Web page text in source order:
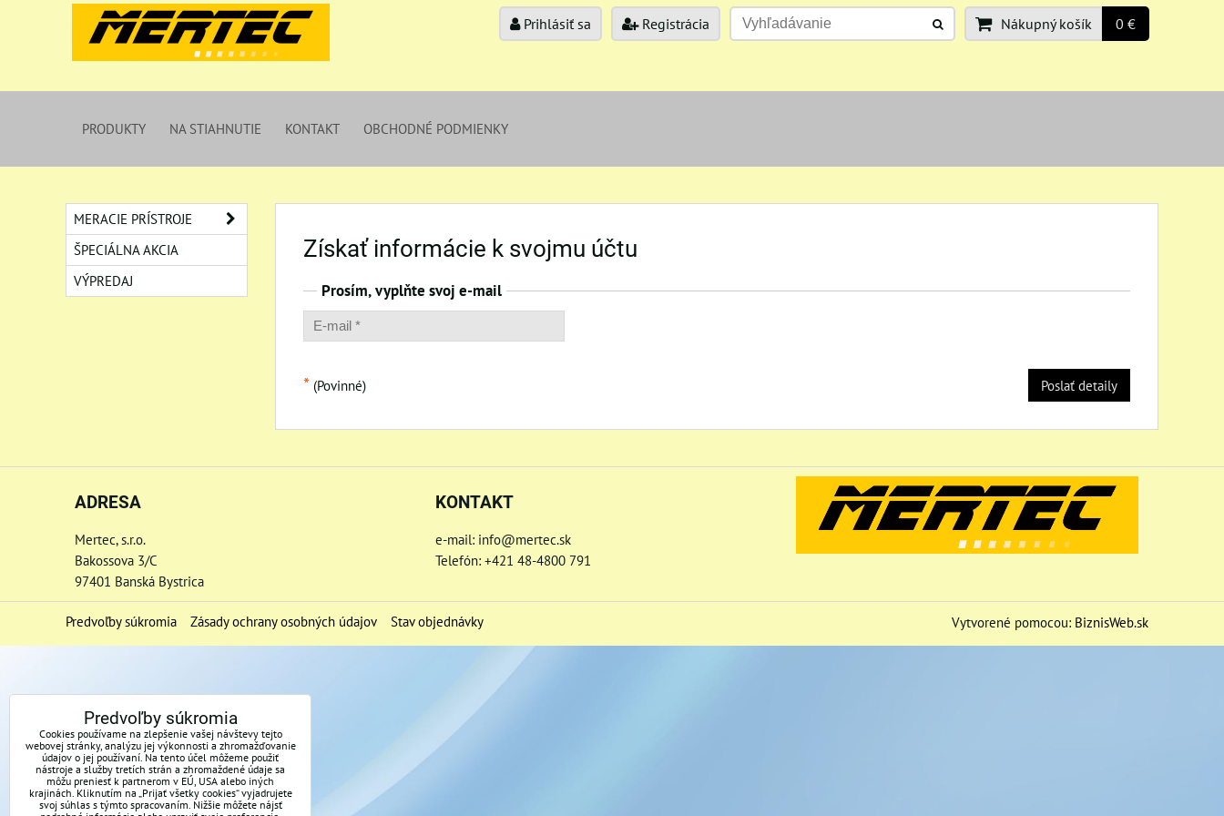
Prihlásiť sa Registrácia Nákupný košík 0 €
PRODUKTY NA STIAHNUTIE KONTAKT OBCHODNÉ PODMIENKY
Získať informácie k svojmu účtu
Prosím, vyplňte svoj e-mail
* (Povinné) Poslať detaily
MERACIE PRÍSTROJE
ŠPECIÁLNA AKCIA
VÝPREDAJ
ADRESA
Mertec, s.r.o.
Bakossova 3/C
97401 Banská Bystrica
KONTAKT
e-mail: info@mertec.sk
Telefón: +421 48-4800 791
Predvoľby súkromia Zásady ochrany osobných údajov Stav objednávky Vytvorené pomocou: BiznisWeb.sk
Predvoľby súkromia
Cookies používame na zlepšenie vašej návštevy tejto
webovej stránky, analýzu jej výkonnosti a zhromažďovanie
údajov o jej používaní. Na tento účel môžeme použiť
nástroje a služby tretích strán a zhromaždené údaje sa
môžu preniesť k partnerom v EÚ, USA alebo iných
krajinách. Kliknutím na „Prijať všetky cookies“ vyjadrujete
svoj súhlas s týmto spracovaním. Nižšie môžete nájsť